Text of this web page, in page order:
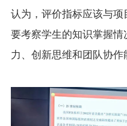
认为，评价指标应该与
要考察学生的知识掌握
力、创新思维和团队协作